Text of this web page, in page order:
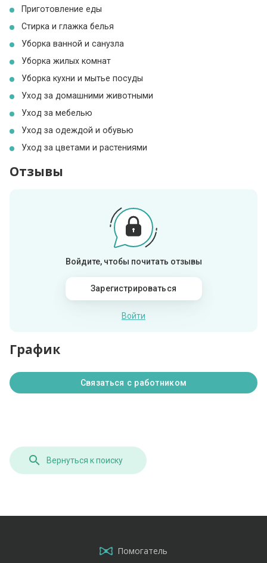
Приготовление еды
Стирка и глажка белья
Уборка ванной и санузла
Уборка жилых комнат
Уборка кухни и мытье посуды
Уход за домашними животными
Уход за мебелью
Уход за одеждой и обувью
Уход за цветами и растениями
Отзывы
Войдите, чтобы почитать отзывы
Зарегистрироваться
Войти
График
Связаться с работником
Вернуться к поиску
Помогатель